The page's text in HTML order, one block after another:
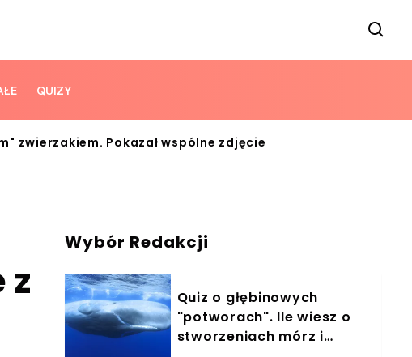
QUIZY
zwierzakiem. Pokazał wspólne zdjęcie
z
Wybór Redakcji
Quiz o głębinowych
"potworach". Ile wiesz o
stworzeniach mórz i